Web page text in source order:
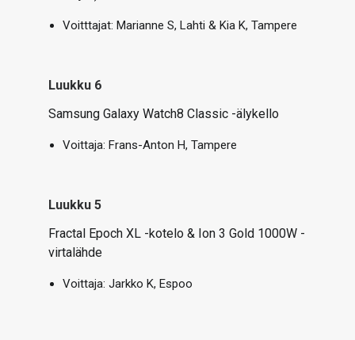
Voitttajat: Marianne S, Lahti & Kia K, Tampere
Luukku 6
Samsung Galaxy Watch8 Classic -älykello
Voittaja: Frans-Anton H, Tampere
Luukku 5
Fractal Epoch XL -kotelo & Ion 3 Gold 1000W -
virtalähde
Voittaja: Jarkko K, Espoo